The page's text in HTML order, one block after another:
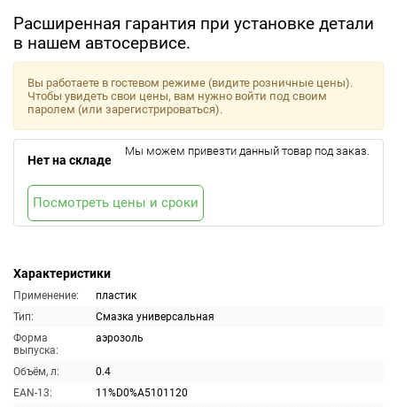
Расширенная гарантия при установке детали
в нашем автосервисе.
Характеристики
Применение:
пластик
Тип:
Смазка универсальная
Форма
выпуска:
аэрозоль
Объём, л:
0.4
EAN-13:
11%D0%A5101120
Вы работаете в гостевом режиме (видите розничные цены).
Чтобы увидеть свои цены, вам нужно войти под своим
паролем (или зарегистрироваться).
Нет на складе
Мы можем привезти данный товар под заказ.
Посмотреть цены и сроки